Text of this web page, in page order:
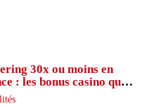
30x ou moins en
: les bonus casino que
joueurs connaissent